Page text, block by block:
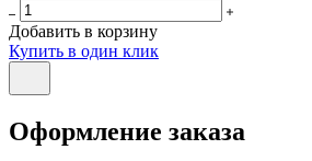
Добавить в корзину
Купить в один клик
Оформление заказа